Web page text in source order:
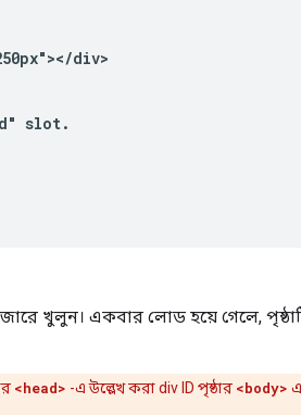
div>
slot.
খুলুন। একবার লোড হয়ে গেলে,
<head> -এ উল্লেখ করা div ID পৃষ্ঠার <body>